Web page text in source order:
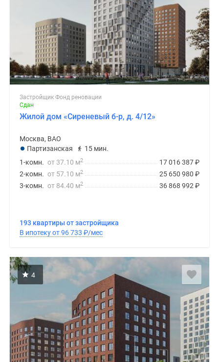
Застройщик Фонд реновации
Сдан
Жилой дом «Сиреневый б-р, д. 4/12»
Москва, ВАО
Партизанская
15 мин.
17 016 387₽
1-комн. от 37.10 м2
25 650 980 ₽
2-комн. от 57.10 м2
36 868 992 ₽
3-комн. от 84.40 м2
193 квартиры от застройщика
В ипотеку от 96 733 ₽/мес
4